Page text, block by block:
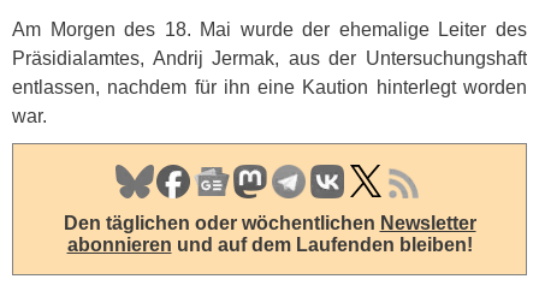
Am Morgen des 18. Mai wurde der ehemalige Leiter des
Präsidialamtes, Andrij Jermak, aus der Untersuchungshaft
entlassen, nachdem für ihn eine Kaution hinterlegt worden
war.
Den täglichen oder wöchentlichen Newsletter
abonnieren und auf dem Laufenden bleiben!